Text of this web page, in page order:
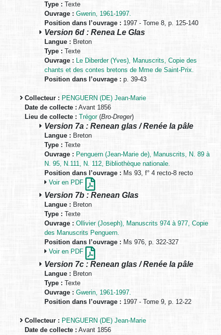
Type : Texte
Ouvrage : Gwerin, 1961-1997.
Position dans l’ouvrage : 1997 - Tome 8, p. 125-140
Version 6d : Renea Le Glas
Langue : Breton
Type : Texte
Ouvrage : Le Diberder (Yves), Manuscrits, Copie des
chants et des contes bretons de Mme de Saint-Prix.
Position dans l’ouvrage : p. 39-43
Collecteur : PENGUERN (DE) Jean-Marie
Date de collecte : Avant 1856
Lieu de collecte : Trégor (Bro-Dreger)
Version 7a : Renean glas / Renée la pâle
Langue : Breton
Type : Texte
Ouvrage : Penguern (Jean-Marie de), Manuscrits, N. 89 à
N. 95, N.111, N. 112, Bibliothèque nationale.
Position dans l’ouvrage : Ms 93, f° 4 recto-8 recto
Voir en PDF
Version 7b : Renean Glas
Langue : Breton
Type : Texte
Ouvrage : Ollivier (Joseph), Manuscrits 974 à 977, Copie
des Manuscrits Penguern.
Position dans l’ouvrage : Ms 976, p. 322-327
Voir en PDF
Version 7c : Renean glas / Renée la pâle
Langue : Breton
Type : Texte
Ouvrage : Gwerin, 1961-1997.
Position dans l’ouvrage : 1997 - Tome 9, p. 12-22
Collecteur : PENGUERN (DE) Jean-Marie
Date de collecte : Avant 1856